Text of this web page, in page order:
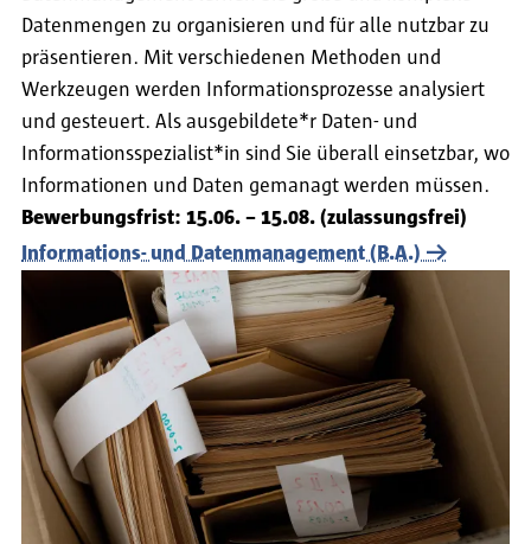
Datenmengen zu organisieren und für alle nutzbar zu
präsentieren. Mit verschiedenen Methoden und
Werkzeugen werden Informationsprozesse analysiert
und gesteuert. Als ausgebildete*r Daten- und
Informationsspezialist*in sind Sie überall einsetzbar, wo
Informationen und Daten gemanagt werden müssen.
Bewerbungsfrist: 15.06. – 15.08. (zulassungsfrei)
Informations- und Datenmanagement (B.A.)